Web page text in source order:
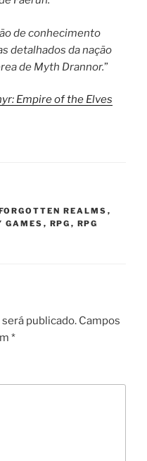
de conhecimento
detalhados da nação
de Myth Drannor.”
Empire of the Elves
REALMS ,
GAMES , RPG , RPG
publicado. Campos
*